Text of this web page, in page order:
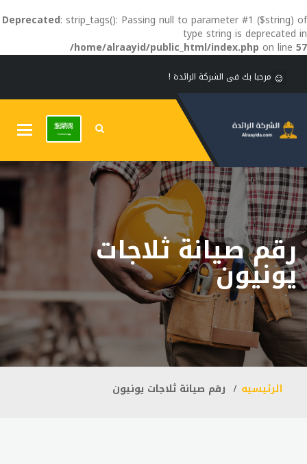
Deprecated: strip_tags(): Passing null to parameter #1 ($string) of
type string is deprecated in
/home/alraayid/public_html/index.php on line 57
مرحبا بك فى الشركة الرائدة !
رقم صيانة ثلاجات
يونيون
الرئيسيه رقم صيانة ثلاجات يونيون